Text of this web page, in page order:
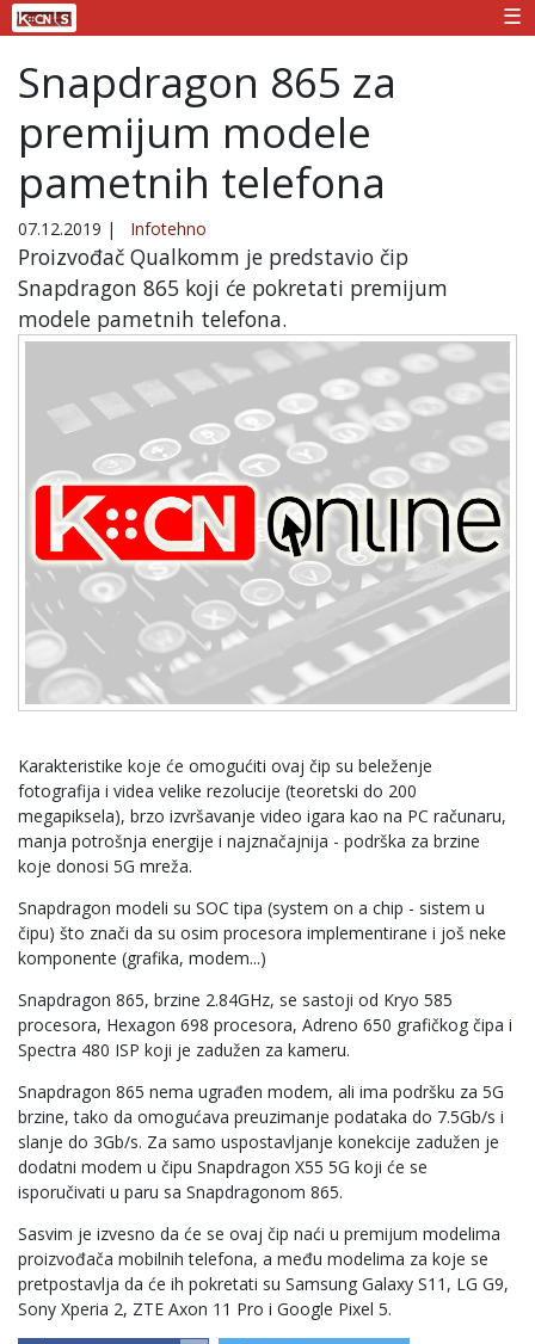
☰
Snapdragon 865 za
premijum modele
pametnih telefona
07.12.2019 | Infotehno
Proizvođač Qualkomm je predstavio čip
Snapdragon 865 koji će pokretati premijum
modele pametnih telefona.
Karakteristike koje će omogućiti ovaj čip su beleženje
fotografija i videa velike rezolucije (teoretski do 200
megapiksela), brzo izvršavanje video igara kao na PC računaru,
manja potrošnja energije i najznačajnija - podrška za brzine
koje donosi 5G mreža.
Snapdragon modeli su SOC tipa (system on a chip - sistem u
čipu) što znači da su osim procesora implementirane i još neke
komponente (grafika, modem...)
Snapdragon 865, brzine 2.84GHz, se sastoji od Kryo 585
procesora, Hexagon 698 procesora, Adreno 650 grafičkog čipa i
Spectra 480 ISP koji je zadužen za kameru.
Snapdragon 865 nema ugrađen modem, ali ima podršku za 5G
brzine, tako da omogućava preuzimanje podataka do 7.5Gb/s i
slanje do 3Gb/s. Za samo uspostavljanje konekcije zadužen je
dodatni modem u čipu Snapdragon X55 5G koji će se
isporučivati u paru sa Snapdragonom 865.
Sasvim je izvesno da će se ovaj čip naći u premijum modelima
proizvođača mobilnih telefona, a među modelima za koje se
pretpostavlja da će ih pokretati su Samsung Galaxy S11, LG G9,
Sony Xperia 2, ZTE Axon 11 Pro i Google Pixel 5.